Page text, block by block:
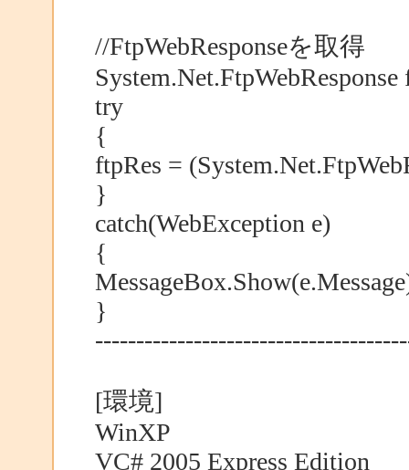
//FtpWebResponseを取得
System.Net.FtpWebResponse
try
{
ftpRes =
}
catch(WebException e)
{
}
[環境]
WinXP
VC# 2005 Express Edition